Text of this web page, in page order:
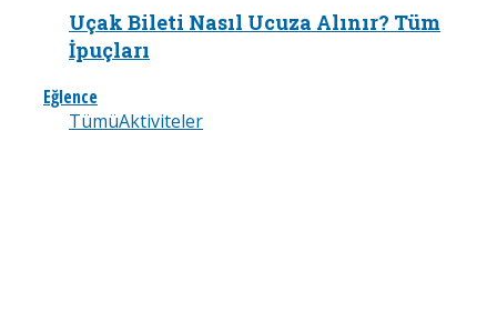
Uçak Bileti Nasıl Ucuza Alınır? Tüm
İpuçları
Eğlence
TümüAktiviteler